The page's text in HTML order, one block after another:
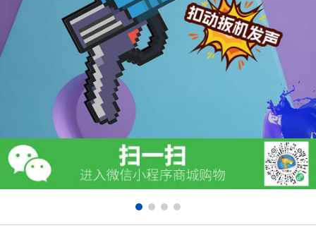
娃娃，芭比，收藏公仔
电子玩具
游戏及拼图系列
益智学习玩具
户外及运动产品